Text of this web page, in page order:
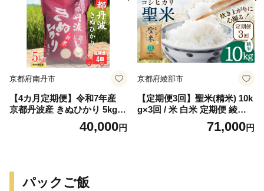
京都府南丹市
【4カ月定期便】令和7年産
京都丹波産 きぬひかり 5kg
40,000円
京都府綾部市
【定期便3回】聖米(精米) 10k
g×3回 / 米 白米 定期便 綾部
市 / 有限会社カメイ［BSDY0
71,000円
パックご飯